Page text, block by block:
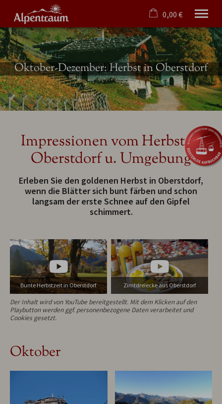
Ohne Zeitraum
Beliebige Personenzahl
Ferienwohnungen/-häuser
Oberstdorf
Angebote
Tipps
Service
Deutsch
0,00 €
×
Warenkorb ist leer
Oktober-Dezember: Herbst in Oberstdorf
Impressionen vom Herbst in
Oberstdorf u. Umgebung
Erleben Sie den goldenen Herbst in Oberstdorf,
wenn die Blätter sich bunt färben und schon
langsam der erste Schnee auf den Gipfel
schimmert.
Bunte Herbstzeit in Oberstdorf Zimtdreiecke aus Oberstdorf
Der Inhalt wird von YouTube bereitgestellt. Mit dem Klicken auf den
Playbutton werden ggf. personenbezogene Daten verarbeitet und
Cookies gesetzt.
Oktober